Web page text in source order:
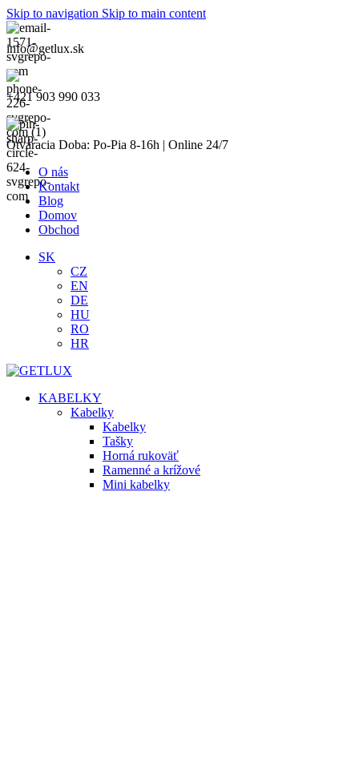
Skip to navigation Skip to main content
info@getlux.sk
+421 903 990 033
Otváracia Doba: Po-Pia 8-16h | Online 24/7
O nás
Kontakt
Blog
Domov
Obchod
SK
CZ
EN
DE
HU
RO
HR
KABELKY
Kabelky
Kabelky
Tašky
Horná rukoväť
Ramenné a krížové
Mini kabelky